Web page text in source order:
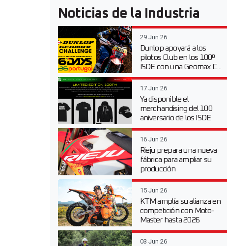
Noticias de la Industria
29 Jun 26
Dunlop apoyará a los
pilotos Club en los 100º
ISDE con una Geomax C...
17 Jun 26
Ya disponible el
merchandising del 100
aniversario de los ISDE
16 Jun 26
Rieju prepara una nueva
fábrica para ampliar su
producción
15 Jun 26
KTM amplía su alianza en
competición con Moto-
Master hasta 2026
03 Jun 26